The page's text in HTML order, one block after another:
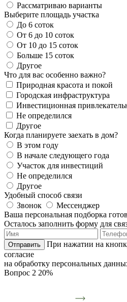
Рассматриваю варианты
Выберите площадь участка
До 6 соток
От 6 до 10 соток
От 10 до 15 соток
Больше 15 соток
Другое
Что для вас особенно важно?
Природная красота и покой
Городская инфраструктура
Инвестиционная
Не определился
Другое
Когда планируете заехать в дом?
В этом году
В начале следующего года
Участок для инвестиций
Не определился
Другое
Удобный способ связи
Звонок
Мессенджер
Ваша персональная подборка
Осталось заполнить форму для
Отправить
При нажатии на
согласие
на обработку персональных
Вопрос 2 20%